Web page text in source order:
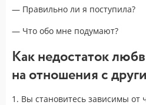
— Правильно ли я поступила?
— Что обо мне подумают?
Как недостаток
на отношения с
1. Вы становитесь зависимы от